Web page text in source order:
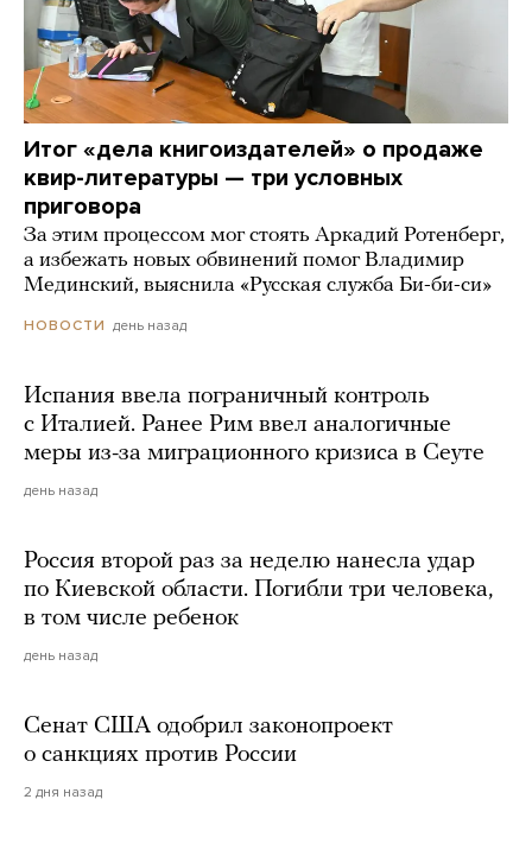
Итог «дела книгоиздателей» о продаже
квир-литературы — три условных
приговора
За этим процессом мог стоять Аркадий Ротенберг,
а избежать новых обвинений помог Владимир
Мединский, выяснила «Русская служба Би-би-си»
НОВОСТИ день назад
Испания ввела пограничный контроль
с Италией. Ранее Рим ввел аналогичные
меры из-за миграционного кризиса в Сеуте
день назад
Россия второй раз за неделю нанесла удар
по Киевской области. Погибли три человека,
в том числе ребенок
день назад
Сенат США одобрил законопроект
о санкциях против России
2 дня назад